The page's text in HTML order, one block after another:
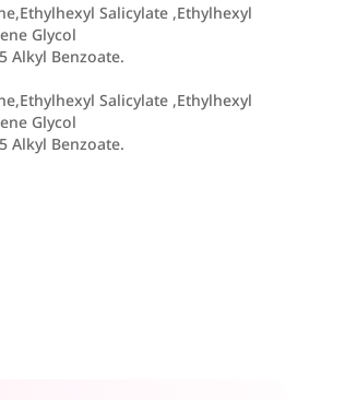
Salicylate ,Ethylhexyl
Glycol
Alkyl Benzoate.
Salicylate ,Ethylhexyl
Glycol
Alkyl Benzoate.